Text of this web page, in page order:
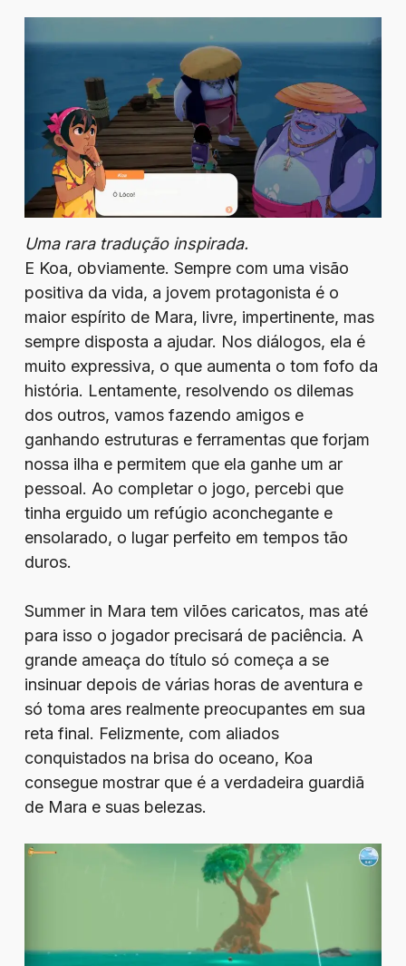
Uma rara tradução inspirada.
E Koa, obviamente. Sempre com uma visão
positiva da vida, a jovem protagonista é o
maior espírito de Mara, livre, impertinente, mas
sempre disposta a ajudar. Nos diálogos, ela é
muito expressiva, o que aumenta o tom fofo da
história. Lentamente, resolvendo os dilemas
dos outros, vamos fazendo amigos e
ganhando estruturas e ferramentas que forjam
nossa ilha e permitem que ela ganhe um ar
pessoal. Ao completar o jogo, percebi que
tinha erguido um refúgio aconchegante e
ensolarado, o lugar perfeito em tempos tão
duros.
Summer in Mara tem vilões caricatos, mas até
para isso o jogador precisará de paciência. A
grande ameaça do título só começa a se
insinuar depois de várias horas de aventura e
só toma ares realmente preocupantes em sua
reta final. Felizmente, com aliados
conquistados na brisa do oceano, Koa
consegue mostrar que é a verdadeira guardiã
de Mara e suas belezas.